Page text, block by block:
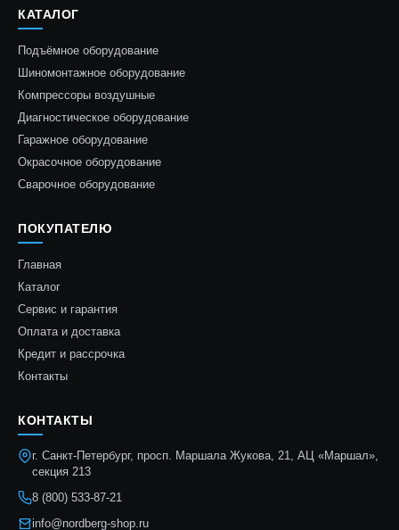
КАТАЛОГ
Подъёмное оборудование
Шиномонтажное оборудование
Компрессоры воздушные
Диагностическое оборудование
Гаражное оборудование
Окрасочное оборудование
Сварочное оборудование
ПОКУПАТЕЛЮ
Главная
Каталог
Сервис и гарантия
Оплата и доставка
Кредит и рассрочка
Контакты
КОНТАКТЫ
г. Санкт-Петербург, просп. Маршала Жукова, 21, АЦ «Маршал»,
секция 213
8 (800) 533-87-21
info@nordberg-shop.ru